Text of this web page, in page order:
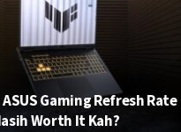
Gaming Refresh Rate
Worth It Kah?